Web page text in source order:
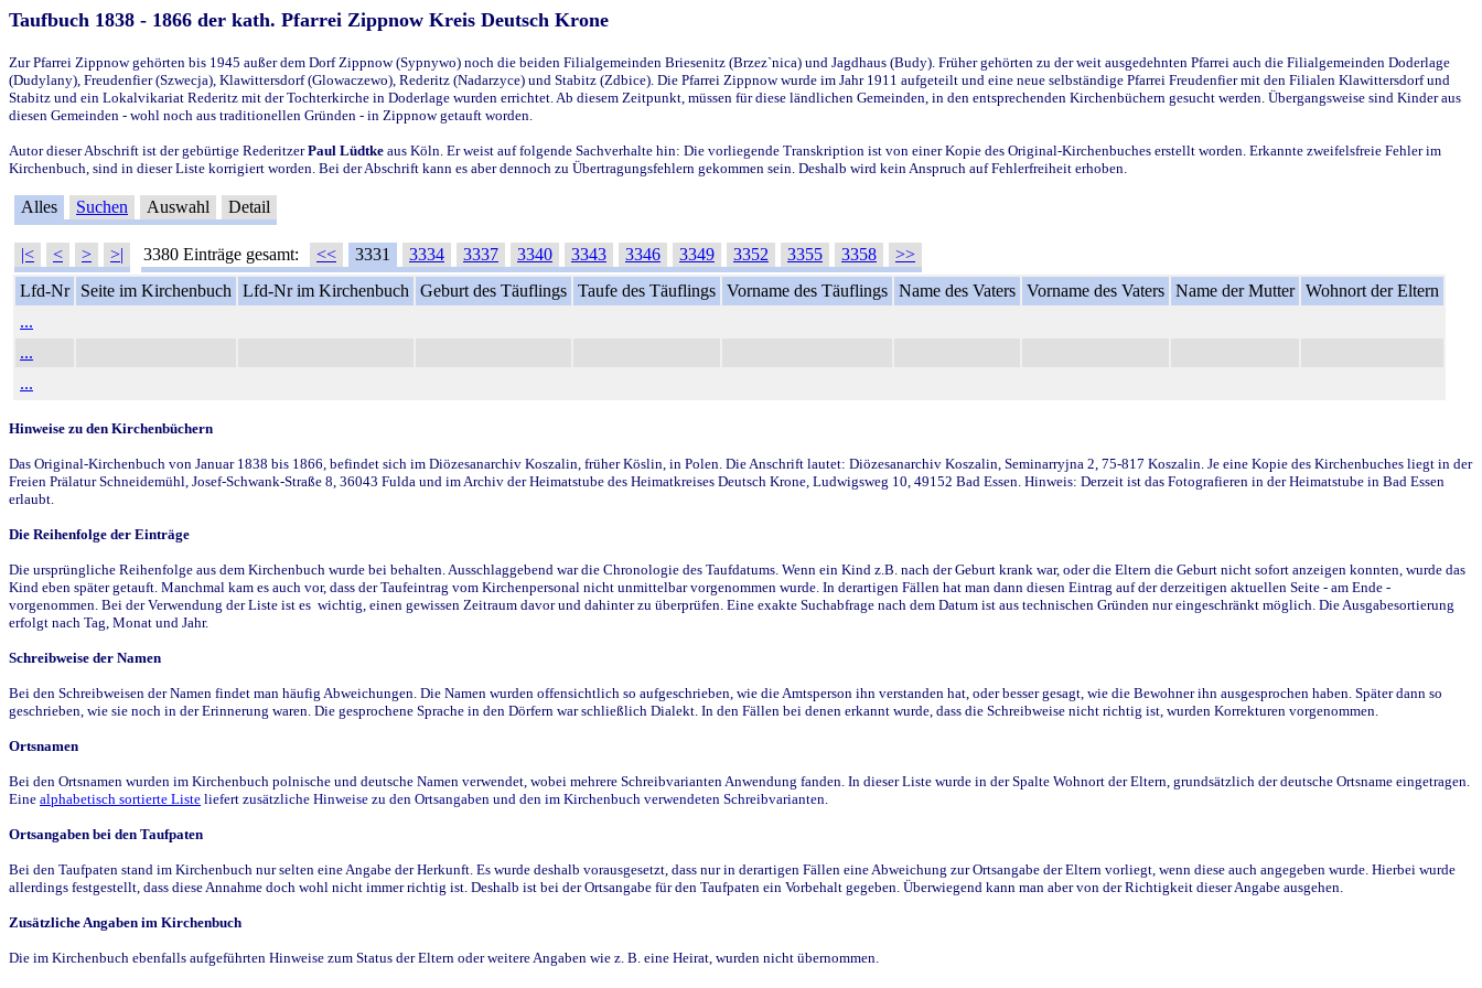
Taufbuch 1838 - 1866 der kath. Pfarrei Zippnow Kreis Deutsch Krone
Zur Pfarrei Zippnow gehörten bis 1945 außer dem Dorf Zippnow (Sypnywo) noch die beiden Filialgemeinden Briesenitz (Brzez`nica) und Jagdhaus (Budy). Früher gehörten zu der weit ausgedehnten Pfarrei auch die Filialgemeinden Doderlage
(Dudylany), Freudenfier (Szwecja), Klawittersdorf (Glowaczewo), Rederitz (Nadarzyce) und Stabitz (Zdbice). Die Pfarrei Zippnow wurde im Jahr 1911 aufgeteilt und eine neue selbständige Pfarrei Freudenfier mit den Filialen Klawittersdorf und
Stabitz und ein Lokalvikariat Rederitz mit der Tochterkirche in Doderlage wurden errichtet. Ab diesem Zeitpunkt, müssen für diese ländlichen Gemeinden, in den entsprechenden Kirchenbüchern gesucht werden. Übergangsweise sind Kinder aus
diesen Gemeinden - wohl noch aus traditionellen Gründen - in Zippnow getauft worden.
Autor dieser Abschrift ist der gebürtige RederitzerPaul Lüdtke aus Köln. Er weist auf folgende Sachverhalte hin: Die vorliegende Transkription ist von einer Kopie des Original-Kirchenbuches erstellt worden. Erkannte zweifelsfreie Fehler im
Kirchenbuch, sind in dieser Liste korrigiert worden. Bei der Abschrift kann es aber dennoch zu Übertragungsfehlern gekommen sein. Deshalb wird kein Anspruch auf Fehlerfreiheit erhoben.
Alles Suchen Auswahl Detail
|< < > >| 3380 Einträge gesamt: << 3331 3334 3337 3340 3343 3346 3349 3352 3355 3358
>>
Lfd-Nr
Seite im Kirchenbuch Lfd-Nr im Kirchenbuch Geburt des Täuflings Taufe des Täuflings Vorname des Täuflings Name des Vaters Vorname des Vaters Name der Mutter Wohnort der Eltern
...
...
...
Hinweise zu den Kirchenbüchern
Das Original-Kirchenbuch von Januar 1838 bis 1866, befindet sich im Diözesanarchiv Koszalin, früher Köslin, in Polen. Die Anschrift lautet: Diözesanarchiv Koszalin, Seminarryjna 2, 75-817 Koszalin. Je eine Kopie des Kirchenbuches liegt in der
Freien Prälatur Schneidemühl, Josef-Schwank-Straße 8, 36043 Fulda und im Archiv der Heimatstube des Heimatkreises Deutsch Krone, Ludwigsweg 10, 49152 Bad Essen. Hinweis: Derzeit ist das Fotografieren in der Heimatstube in Bad Essen
erlaubt.
Die Reihenfolge der Einträge
Die ursprüngliche Reihenfolge aus dem Kirchenbuch wurde bei behalten. Ausschlaggebend war die Chronologie des Taufdatums. Wenn ein Kind z.B. nach der Geburt krank war, oder die Eltern die Geburt nicht sofort anzeigen konnten, wurde das
Kind eben später getauft. Manchmal kam es auch vor, dass der Taufeintrag vom Kirchenpersonal nicht unmittelbar vorgenommen wurde. In derartigen Fällen hat man dann diesen Eintrag auf der derzeitigen aktuellen Seite - am Ende -
vorgenommen. Bei der Verwendung der Liste ist es wichtig, einen gewissen Zeitraum davor und dahinter zu überprüfen. Eine exakte Suchabfrage nach dem Datum ist aus technischen Gründen nur eingeschränkt möglich. Die Ausgabesortierung
erfolgt nach Tag, Monat und Jahr.
Schreibweise der Namen
Bei den Schreibweisen der Namen findet man häufig Abweichungen. Die Namen wurden offensichtlich so aufgeschrieben, wie die Amtsperson ihn verstanden hat, oder besser gesagt, wie die Bewohner ihn ausgesprochen haben. Später dann so
geschrieben, wie sie noch in der Erinnerung waren. Die gesprochene Sprache in den Dörfern war schließlich Dialekt. In den Fällen bei denen erkannt wurde, dass die Schreibweise nicht richtig ist, wurden Korrekturen vorgenommen.
Ortsnamen
Bei den Ortsnamen wurden im Kirchenbuch polnische und deutsche Namen verwendet, wobei mehrere Schreibvarianten Anwendung fanden. In dieser Liste wurde in der Spalte Wohnort der Eltern, grundsätzlich der deutsche Ortsname eingetragen.
Eine alphabetisch sortierte Liste liefert zusätzliche Hinweise zu den Ortsangaben und den im Kirchenbuch verwendeten Schreibvarianten.
Ortsangaben bei den Taufpaten
Bei den Taufpaten stand im Kirchenbuch nur selten eine Angabe der Herkunft. Es wurde deshalb vorausgesetzt, dass nur in derartigen Fällen eine Abweichung zur Ortsangabe der Eltern vorliegt, wenn diese auch angegeben wurde. Hierbei wurde
allerdings festgestellt, dass diese Annahme doch wohl nicht immer richtig ist. Deshalb ist bei der Ortsangabe für den Taufpaten ein Vorbehalt gegeben. Überwiegend kann man aber von der Richtigkeit dieser Angabe ausgehen.
Zusätzliche Angaben im Kirchenbuch
Die im Kirchenbuch ebenfalls aufgeführten Hinweise zum Status der Eltern oder weitere Angaben wie z. B. eine Heirat, wurden nicht übernommen.